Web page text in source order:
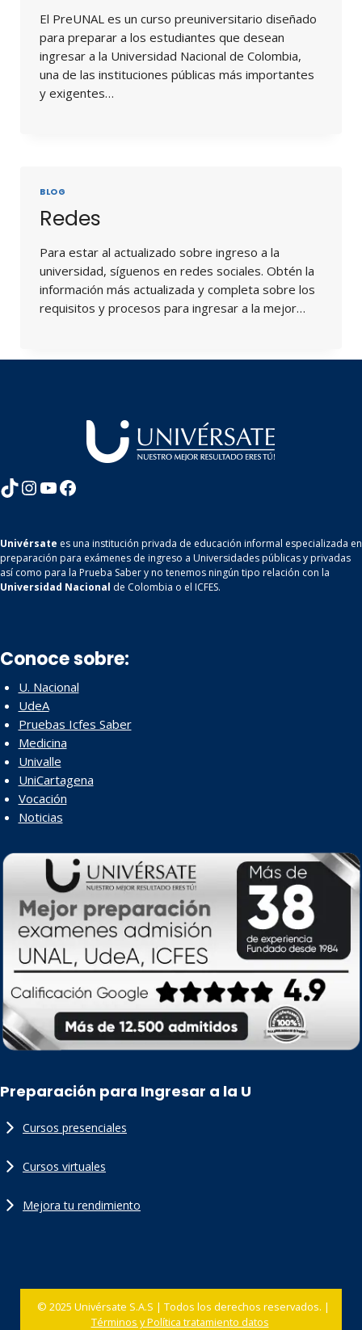
El PreUNAL es un curso preuniversitario diseñado
para preparar a los estudiantes que desean
ingresar a la Universidad Nacional de Colombia,
una de las instituciones públicas más importantes
y exigentes…
BLOG
Redes
Para estar al actualizado sobre ingreso a la
universidad, síguenos en redes sociales. Obtén la
información más actualizada y completa sobre los
requisitos y procesos para ingresar a la mejor…
TikTok InstagramYouTube Facebook
Univérsate es una institución privada de educación informal especializada en
preparación para exámenes de ingreso a Universidades públicas y privadas
así como para la Prueba Saber y no tenemos ningún tipo relación con la
Universidad Nacional de Colombia o el ICFES.
Conoce sobre:
U. Nacional
UdeA
Pruebas Icfes Saber
Medicina
Univalle
UniCartagena
Vocación
Noticias
Preparación para Ingresar a la U
Cursos presenciales
Cursos virtuales
Mejora tu rendimiento
© 2025 Univérsate S.A.S | Todos los derechos reservados. |
Términos y Política tratamiento datos